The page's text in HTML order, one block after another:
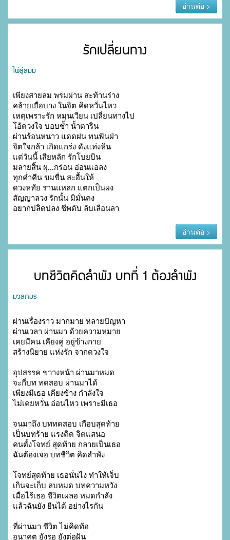
อ่านต่อ >
รักเปลี่ยนทาง
ไผ่ลู่ลมม
เพียงสายลม พรมผ่าน สะท้านร่าง
คล้ายเยื่อบาง ในจิต คิดหวั่นไหว
เหตุเพราะรัก หมุนเวียน เปลี่ยนทางไป
โอ้ดวงใจ บอบช้ำ น้ำตาริน
ผ่านร้อนหนาว แดดฝน ทนฟันฝ่า
จิตใจกล้า เกิดแกร่ง ดังแท่งหิน
แต่วันนี้ เสียหลัก รักโบยบิน
มลายสิ้น ผุ...กร่อน อ่อนแอลง
ทุกค่ำคืน ขมขื่น สะอื้นให้
ดวงหทัย รานแหลก แตกเป็นผง
สัญญาลวง รักนั้น มิมั่นคง
อยากปลิดปลง ชีพดับ ลับเลือนลา
อ่านต่อ >
บทชีวิตคิดลำพัง บทที่ 1 ต้องลำพัง
มวลภมร
ผ่านเรื่องราว มากมาย หลายปัญหา
ผ่านเวลา ผ่านมา ด้วยความหมาย
เคยมีคน เคียงคู่ อยู่ข้างกาย
สร้างนิยาย แห่งรัก จากดวงใจ
อุปสรรค ขวางหน้า ผ่านมาหมด
จะกี่บท ทดสอบ ผ่านมาได้
เพียงมีเธอ เคียงข้าง กำลังใจ
ไม่เคยหวั่น อ่อนไหว เพราะมีเธอ
จนมาถึง บททดสอบ เกือบสุดท้าย
เป็นบทร้าย แรงคิด จิตแสนอ
คนตั้งโจทย์ สุดท้าย กลายเป็นเธอ
ฉันต้องเจอ บทชีวิต คิดลำพัง
โจทย์สุดท้าย เธอนั่นไง ทำให้เจ็บ
เกินจะเก็บ ลบหมด บทความหวัง
เมื่อไร้เธอ ชีวิตเผลอ หมดกำลัง
แล้วฉันยัง ยืนได้ อย่างไรกัน
ที่ผ่านมา ชีวิต ไม่คิดท้อ
อนาคต ยังรอ ยังต่อฝัน